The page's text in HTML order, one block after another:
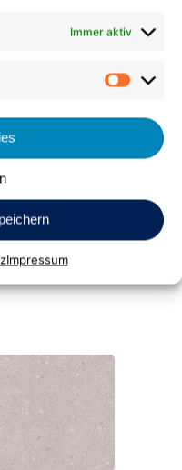
Immer aktiv
Impressum